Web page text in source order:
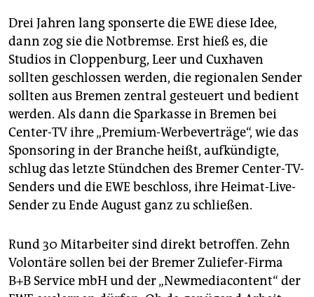
Drei Jahren lang sponserte die EWE diese Idee,
dann zog sie die Notbremse. Erst hieß es, die
Studios in Cloppenburg, Leer und Cuxhaven
sollten geschlossen werden, die regionalen Sender
sollten aus Bremen zentral gesteuert und bedient
werden. Als dann die Sparkasse in Bremen bei
Center-TV ihre „Premium-Werbeverträge“, wie das
Sponsoring in der Branche heißt, aufkündigte,
schlug das letzte Stündchen des Bremer Center-TV-
Senders und die EWE beschloss, ihre Heimat-Live-
Sender zu Ende August ganz zu schließen.
Rund 30 Mitarbeiter sind direkt betroffen. Zehn
Volontäre sollen bei der Bremer Zuliefer-Firma
B+B Service mbH und der „Newmediacontent“ der